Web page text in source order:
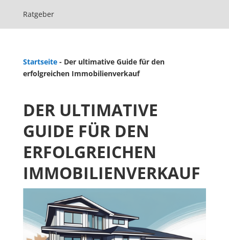
Ratgeber
Startseite- Der ultimative Guide für den
erfolgreichen Immobilienverkauf
DER ULTIMATIVE
GUIDE FÜR DEN
ERFOLGREICHEN
IMMOBILIENVERKAUF